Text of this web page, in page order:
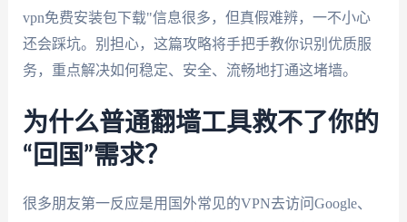
vpn免费安装包下载"信息很多，但真假难辨，一不小心
还会踩坑。别担心，这篇攻略将手把手教你识别优质服
务，重点解决如何稳定、安全、流畅地打通这堵墙。
为什么普通翻墙工具救不了你的
“回国”需求？
很多朋友第一反应是用国外常见的VPN去访问Google、